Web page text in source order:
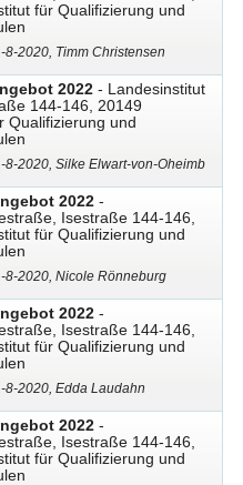
für Qualifizierung und
2020, Timm Christensen
2022 - Landesinstitut
144-146, 20149
Qualifizierung und
2020, Silke Elwart-von-Oheimb
2022 -
Isestraße 144-146,
für Qualifizierung und
8-2020, Nicole Rönneburg
2022 -
Isestraße 144-146,
für Qualifizierung und
8-2020, Edda Laudahn
2022 -
Isestraße 144-146,
für Qualifizierung und